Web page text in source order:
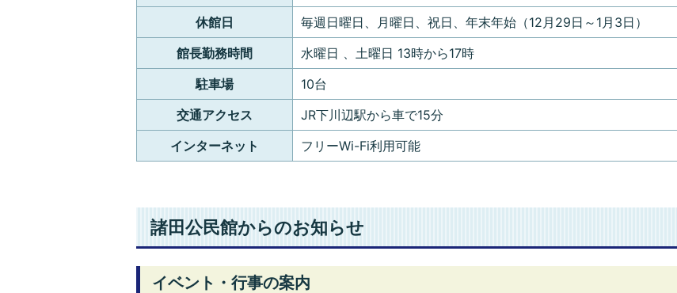
休館日
毎週日曜日、月曜日、祝日、年末年始（12月29日～1月3日）
館長勤務時間
水曜日 、土曜日 13時から17時
駐車場
10台
交通アクセス
JR下川辺駅から車で15分
インターネット
フリーWi-Fi利用可能
諸田公民館からのお知らせ
イベント・行事の案内